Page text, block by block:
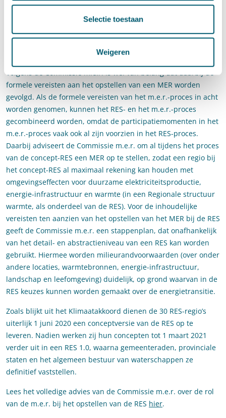
Selectie toestaan
Weigeren
milieueffectrapportage in RES-
Volgens de Commissie m.e.r. is wel van belang dat daarbij de
formele vereisten aan het opstellen van een MER worden
gevolgd. Als de formele vereisten van het m.e.r.-proces in acht
worden genomen, kunnen het RES- en het m.e.r.-proces
gecombineerd worden, omdat de participatiemomenten in het
m.e.r.-proces vaak ook al zijn voorzien in het RES-proces.
Daarbij adviseert de Commissie m.e.r. om al tijdens het proces
van de concept-RES een MER op te stellen, zodat een regio bij
het concept-RES al maximaal rekening kan houden met
omgevingseffecten voor duurzame elektriciteitsproductie,
energie-infrastructuur en warmte (in een Regionale structuur
warmte, als onderdeel van de RES). Voor de inhoudelijke
vereisten ten aanzien van het opstellen van het MER bij de RES
geeft de Commissie m.e.r. een stappenplan, dat onafhankelijk
van het detail- en abstractieniveau van een RES kan worden
gebruikt. Hiermee worden milieurandvoorwaarden (over onder
andere locaties, warmtebronnen, energie-infrastructuur,
landschap en leefomgeving) duidelijk, op grond waarvan in de
RES keuzes kunnen worden gemaakt over de energietransitie.
Zoals blijkt uit het Klimaatakkoord dienen de 30 RES-regio’s
uiterlijk 1 juni 2020 een conceptversie van de RES op te
leveren. Nadien werken zij hun concepten tot 1 maart 2021
verder uit in een RES 1.0, waarna gemeenteraden, provinciale
staten en het algemeen bestuur van waterschappen ze
definitief vaststellen.
Lees het volledige advies van de Commissie m.e.r. over de rol
van de m.e.r. bij het opstellen van de RES hier.